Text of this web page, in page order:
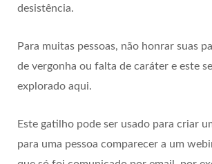
desistência.
Para muitas pessoas, não honrar suas
de vergonha ou falta de caráter e este
explorado aqui.
Este gatilho pode ser usado para criar
para uma pessoa comparecer a um